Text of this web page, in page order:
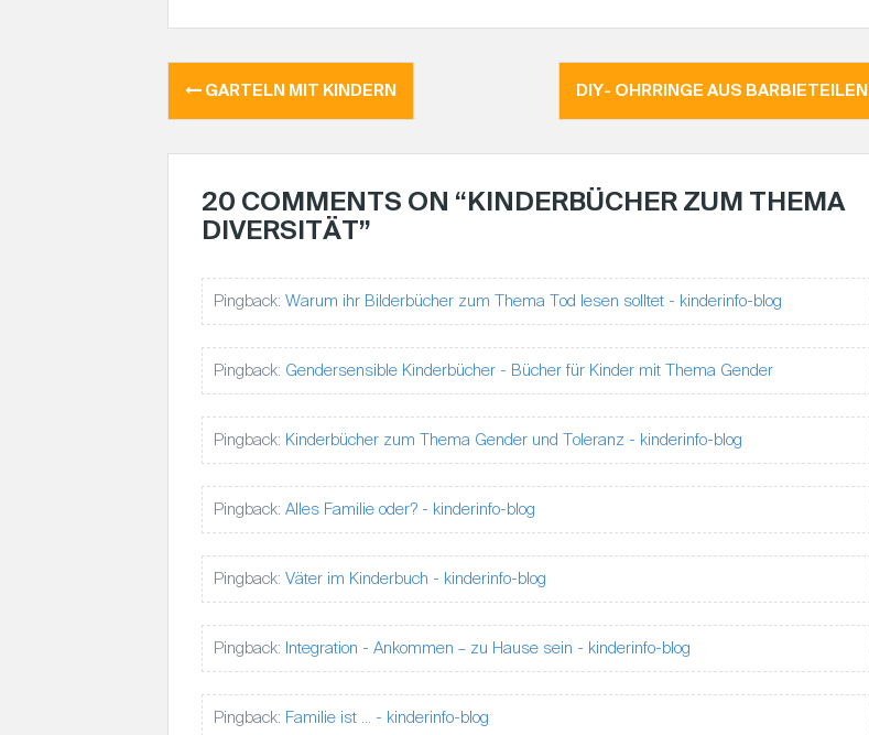
e
t
A
p
l
E
I
GARTELN MIT KINDERN DIY- OHRRINGE AUS BARBIETEILEN
20 COMMENTS ON “KINDERBÜCHER ZUM THEMA
DIVERSITÄT”
Pingback: Warum ihr Bilderbücher zum Thema Tod lesen solltet - kinderinfo-blog
Pingback: Gendersensible Kinderbücher - Bücher für Kinder mit Thema Gender
Pingback: Kinderbücher zum Thema Gender und Toleranz - kinderinfo-blog
Pingback: Alles Familie oder? - kinderinfo-blog
Pingback: Väter im Kinderbuch - kinderinfo-blog
Pingback: Integration - Ankommen – zu Hause sein - kinderinfo-blog
Pingback: Familie ist … - kinderinfo-blog